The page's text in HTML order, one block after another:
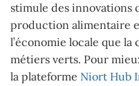
stimule des innovations
production alimentaire
l’économie locale que la
métiers verts. Pour
la plateforme Niort Hub